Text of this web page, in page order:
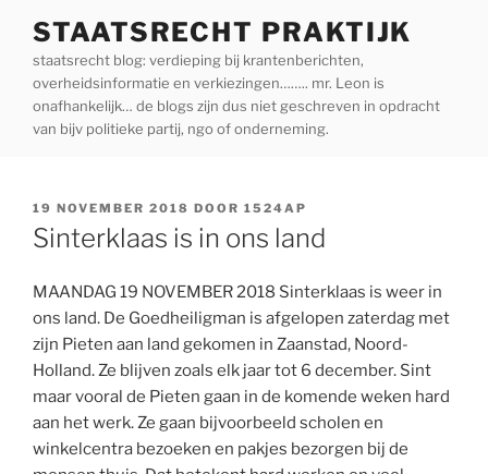
inhoud
STAATSRECHT PRAKTIJK
staatsrecht blog: verdieping bij krantenberichten,
overheidsinformatie en verkiezingen…….. mr. Leon is
onafhankelijk… de blogs zijn dus niet geschreven in opdracht
van bijv politieke partij, ngo of onderneming.
GEPLAATST
OP
19 NOVEMBER 2018 DOOR 1524AP
Sinterklaas is in ons land
MAANDAG 19 NOVEMBER 2018 Sinterklaas is weer in
ons land. De Goedheiligman is afgelopen zaterdag met
zijn Pieten aan land gekomen in Zaanstad, Noord-
Holland. Ze blijven zoals elk jaar tot 6 december. Sint
maar vooral de Pieten gaan in de komende weken hard
aan het werk. Ze gaan bijvoorbeeld scholen en
winkelcentra bezoeken en pakjes bezorgen bij de